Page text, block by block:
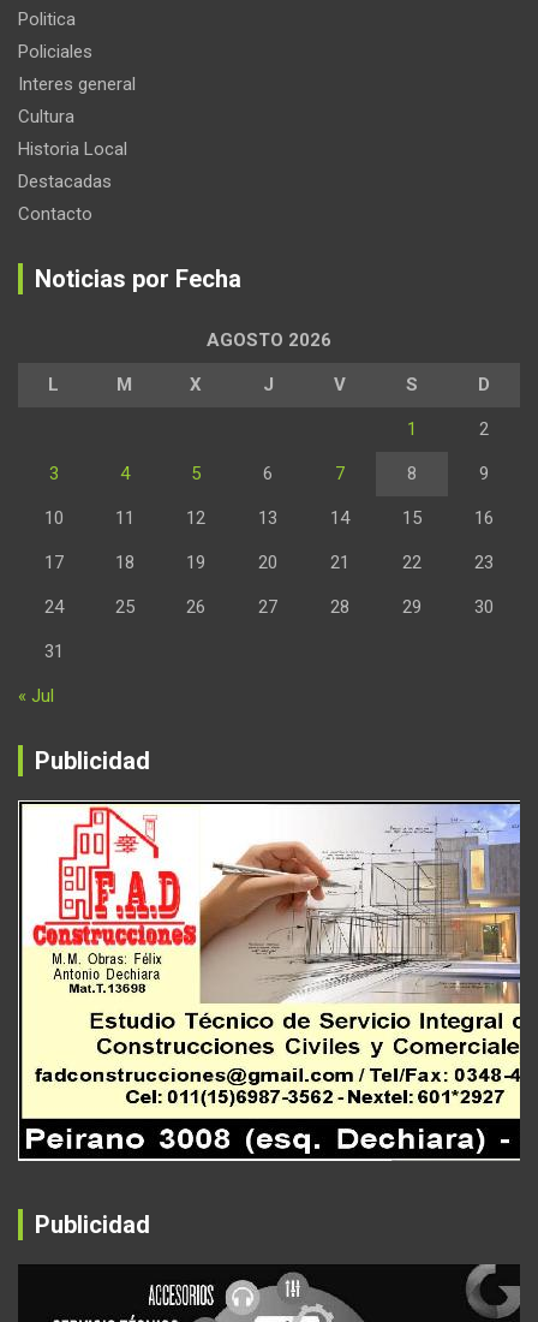
Politica
Policiales
Interes general
Cultura
Historia Local
Destacadas
Contacto
Noticias por Fecha
AGOSTO 2026
L M X J V S D
1 2
3 4 5 6 7 8 9
10 11 12 13 14 15 16
17 18 19 20 21 22 23
24 25 26 27 28 29 30
31
« Jul
Publicidad
Publicidad